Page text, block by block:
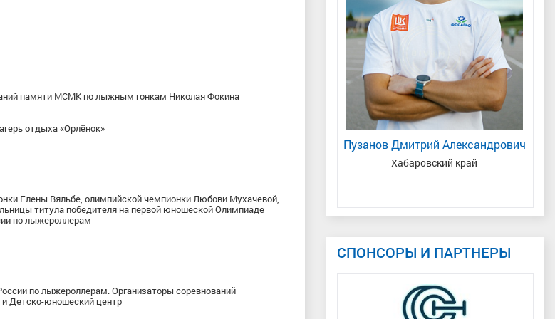
памяти МСМК по лыжным гонкам Николая Фокина
отдыха «Орлёнок»
Елены Вяльбе, олимпийской чемпионки Любови Мухачевой,
титула победителя на первой юношеской Олимпиаде
по лыжероллерам
по лыжероллерам. Организаторы соревнований —
Детско-юношеский центр
Татарстан
Пузанов Дмитрий Александрович
Хабаровский край
СПОНСОРЫ И ПАРТНЕРЫ